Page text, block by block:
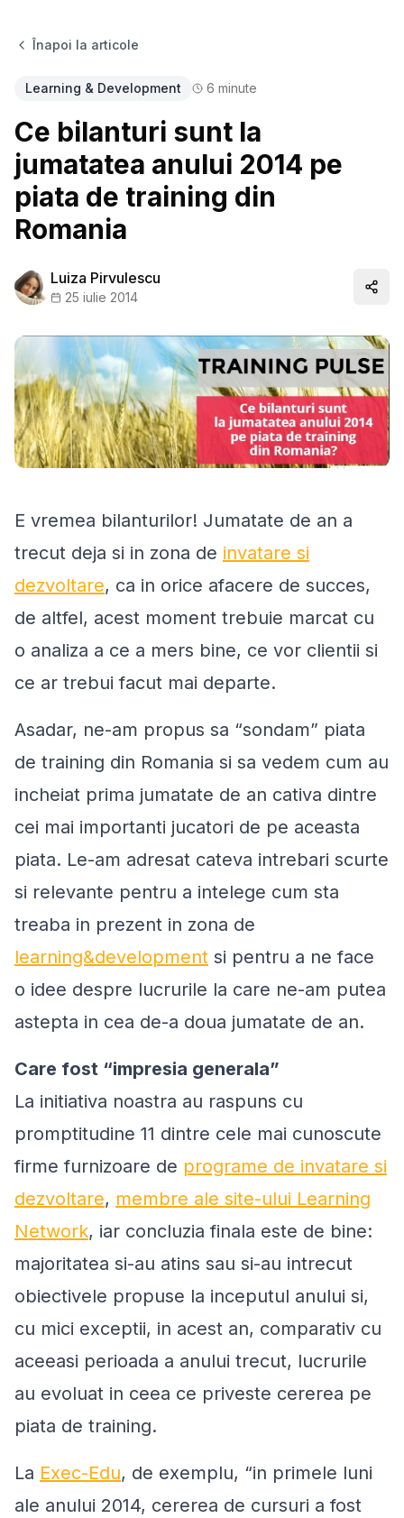
Înapoi la articole
Learning & Development 6 minute
Ce bilanturi sunt la
jumatatea anului 2014 pe
piata de training din
Romania
Luiza Pirvulescu
25 iulie 2014
E vremea bilanturilor! Jumatate de an a
trecut deja si in zona de invatare si
dezvoltare, ca in orice afacere de succes,
de altfel, acest moment trebuie marcat cu
o analiza a ce a mers bine, ce vor clientii si
ce ar trebui facut mai departe.
Asadar, ne-am propus sa “sondam” piata
de training din Romania si sa vedem cum au
incheiat prima jumatate de an cativa dintre
cei mai importanti jucatori de pe aceasta
piata. Le-am adresat cateva intrebari scurte
si relevante pentru a intelege cum sta
treaba in prezent in zona de
learning&development si pentru a ne face
o idee despre lucrurile la care ne-am putea
astepta in cea de-a doua jumatate de an.
Care fost “impresia generala”
La initiativa noastra au raspuns cu
promptitudine 11 dintre cele mai cunoscute
firme furnizoare de programe de invatare si
dezvoltare, membre ale site-ului Learning
Network, iar concluzia finala este de bine:
majoritatea si-au atins sau si-au intrecut
obiectivele propuse la inceputul anului si,
cu mici exceptii, in acest an, comparativ cu
aceeasi perioada a anului trecut, lucrurile
au evoluat in ceea ce priveste cererea pe
piata de training.
La Exec-Edu, de exemplu, “in primele luni
ale anului 2014, cererea de cursuri a fost